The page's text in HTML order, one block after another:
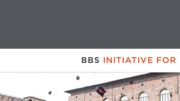
BBS INITIATIVE FOR